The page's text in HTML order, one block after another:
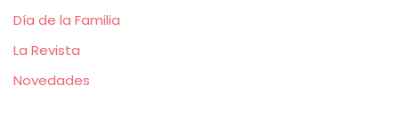
Día de la Familia
La Revista
Novedades